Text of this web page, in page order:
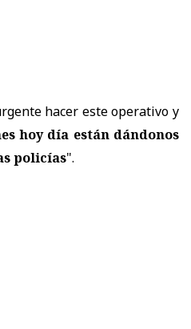
hacer este operativo y
hoy día están dándonos
policías".